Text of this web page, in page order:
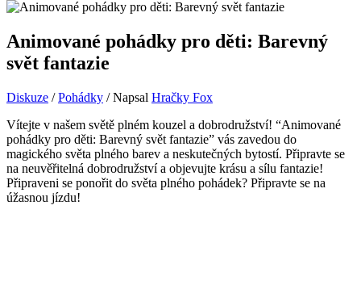
Animované pohádky pro děti: Barevný
svět fantazie
Diskuze /Pohádky / Napsal Hračky Fox
Vítejte v‍ našem světě plném kouzel⁣ a dobrodružství! “Animované
pohádky pro děti: Barevný svět fantazie” vás ⁤zavedou‍ do
magického světa plného barev a neskutečných bytostí. ⁢Připravte se ​
na neuvěřitelná​ dobrodružství a objevujte krásu a sílu fantazie!
Připraveni se ponořit⁤ do světa plného pohádek? Připravte se na​
úžasnou jízdu!